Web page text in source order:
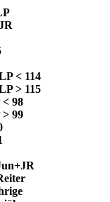
< 114
> 115
98
99